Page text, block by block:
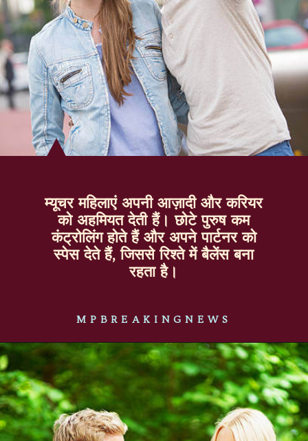
MPBREAKINGNEWS
म्यूचर महिलाएं अपनी आज़ादी और करियर
को अहमियत देती हैं। छोटे पुरुष कम
कंट्रोलिंग होते हैं और अपने पार्टनर को
स्पेस देते हैं, जिससे रिश्ते में बैलेंस बना
रहता है।